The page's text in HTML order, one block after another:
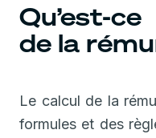
Qu’est-
de la
Le calcul de la
formules et des